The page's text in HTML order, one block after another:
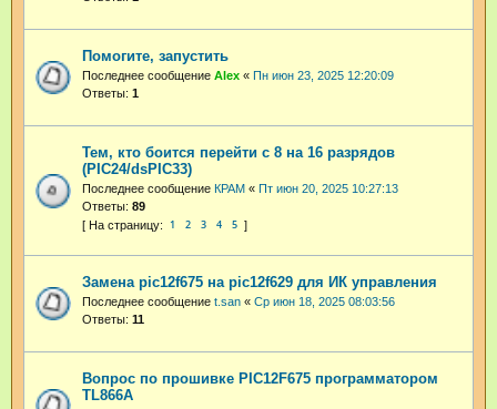
Помогите, запустить
Последнее сообщение Аlex « Пн июн 23, 2025 12:20:09
Ответы: 1
Тем, кто боится перейти с 8 на 16 разрядов
(PIC24/dsPIC33)
Последнее сообщение КРАМ « Пт июн 20, 2025 10:27:13
Ответы: 89
1 2 3 4 5
Замена pic12f675 на pic12f629 для ИК управления
Последнее сообщение t.san « Ср июн 18, 2025 08:03:56
Ответы: 11
Вопрос по прошивке PIC12F675 программатором
TL866A